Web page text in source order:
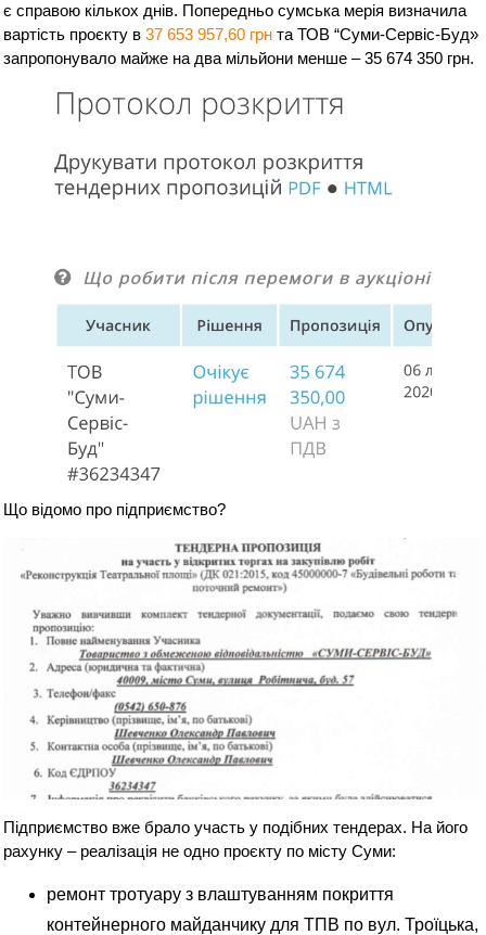
є справою кількох днів. Попередньо сумська мерія визначила
вартість проєкту в37 653957,60 грнта ТОВ “Суми-Сервіс-Буд»
запропонувало майже на два мільйони менше – 35 674 350 грн.
Що відомо про підприємство?
Підприємство вже брало участь у подібних тендерах. На його
рахунку – реалізація не одно проєкту по місту Суми:
ремонт тротуару з влаштуванням покриття
контейнерного майданчику для ТПВ по вул. Троїцька,